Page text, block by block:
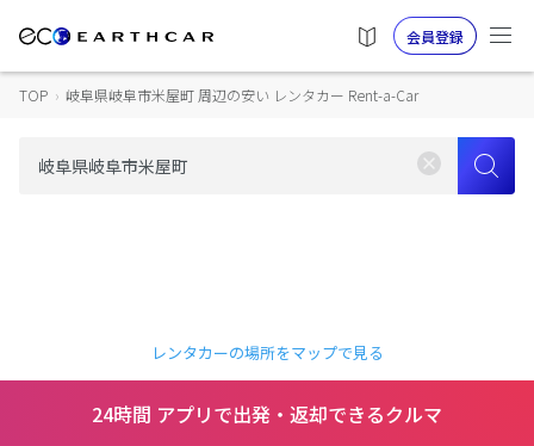
会員登録
TOP › 岐阜県岐阜市米屋町 周辺の安い レンタカー Rent-a-Car
レンタカーの場所をマップで見る
24時間 アプリで出発・返却できるクルマ